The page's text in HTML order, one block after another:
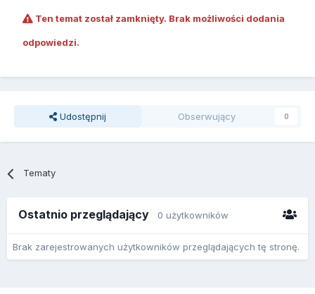
Ten temat został zamknięty. Brak możliwości dodania
odpowiedzi.
Udostępnij Obserwujący 0
Tematy
Ostatnio przeglądający 0 użytkowników
Brak zarejestrowanych użytkowników przeglądających tę stronę.